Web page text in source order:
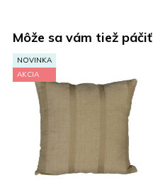
Môže sa vám tiež páčiť
NOVINKA
AKCIA